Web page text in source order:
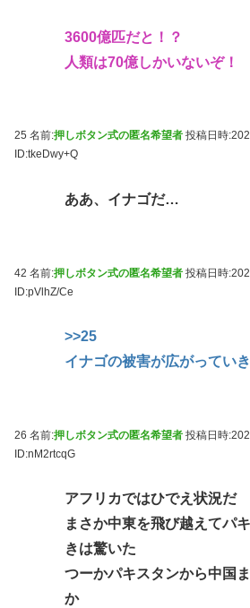
3600億匹だと！？
人類は70億しかいないぞ！
25 名前:押しボタン式の匿名希望者 投稿日時
ID:tkeDwy+Q
ああ、イナゴだ…
42 名前:押しボタン式の匿名希望者 投稿日時
ID:pVlhZ/Ce
>>25
イナゴの被害が広がってい
26 名前:押しボタン式の匿名希望者 投稿日時
ID:nM2rtcqG
アフリカではひでえ状況だ
まさか中東を飛び越えてパ
きは驚いた
つーかパキスタンから中国
か